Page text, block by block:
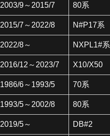
2003/9～2015/7 80系
2015/7～2022/8 N#P17系
2022/8～ NXPL1#系
2016/12～2023/7 X10/X50
1986/6～1993/5 70系
1993/5～2002/8 80系
2019/5～ DB#2